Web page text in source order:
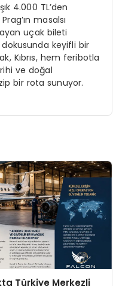
4.000 TL’den
masalsı
uçak bileti
dokusunda keyifli bir
Kıbrıs, hem feribotla
ve doğal
bir rota sunuyor.
Türkiye Merkezli